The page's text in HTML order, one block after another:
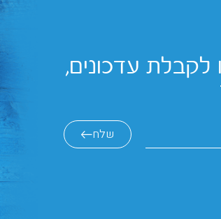
לקבלת עדכונים,
שלח